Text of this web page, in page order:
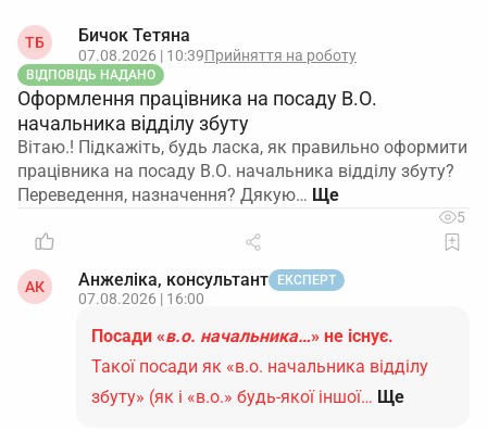
ТБ Бичок Тетяна
07.08.2026 | 10:39Прийняття на роботу
ВІДПОВІДЬ НАДАНО
Оформлення працівника на посаду В.О.
начальника відділу збуту
Вітаю.! Підкажіть, будь ласка, як правильно оформити
працівника на посаду В.О. начальника відділу збуту?
Переведення, назначення? Дякую…
5
АК Анжеліка, консультант ЕКСПЕРТ
07.08.2026 | 16:00
Посади «в.о. начальника…» не існує.
Такої посади як «в.о. начальника відділу
збуту» (як і «в.о.» будь-якої іншої… Ще